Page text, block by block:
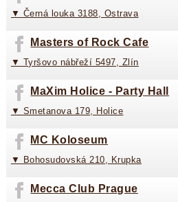
▼ Černá louka 3188, Ostrava
Masters of Rock Cafe
▼ Tyršovo nábřeží 5497, Zlín
MaXim Holice - Party Hall
▼ Smetanova 179, Holice
MC Koloseum
▼ Bohosudovská 210, Krupka
Mecca Club Prague